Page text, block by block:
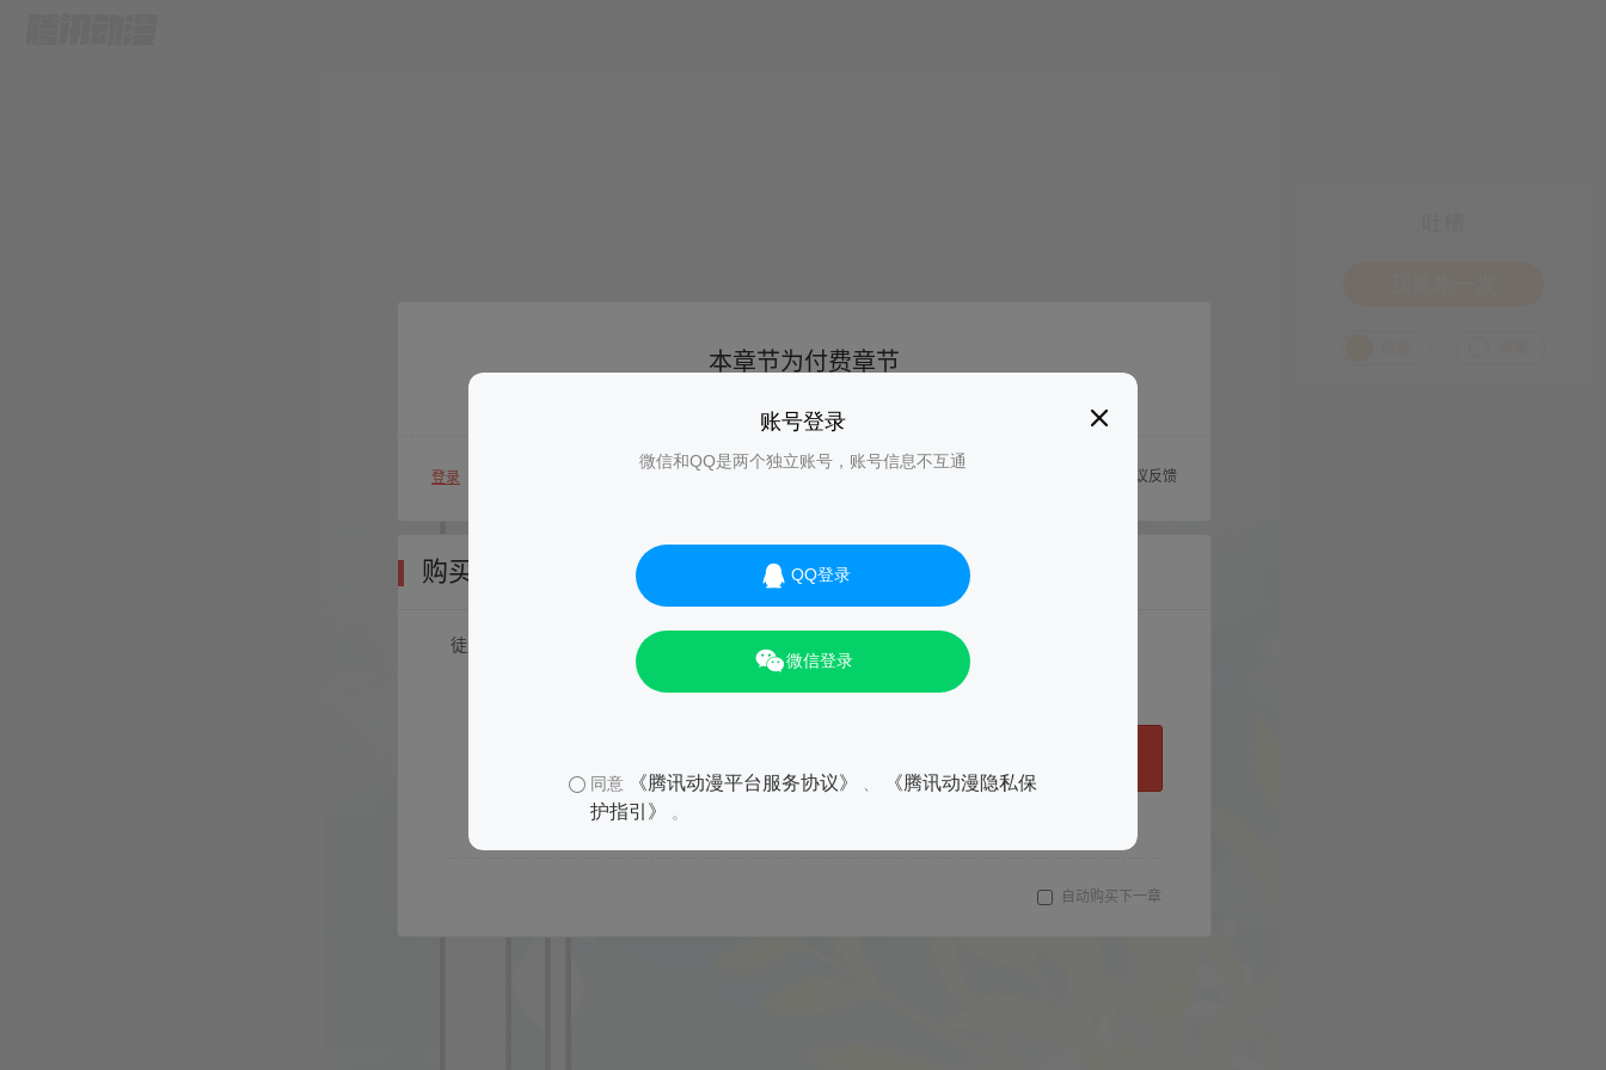
账号登录
微信和QQ是两个独立账号，账号信息不互通
QQ登录
微信登录
同意 《腾讯动漫平台服务协议》
《腾讯动漫隐私保
护指引》
。